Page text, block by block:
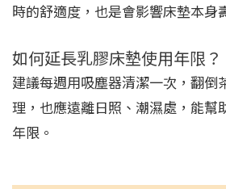
時的舒適度，也是會影響床墊本身
如何延長乳膠床墊使用年限？
建議每週用吸塵器清潔一次，翻倒
理，也應遠離日照、潮濕處，能幫
年限。